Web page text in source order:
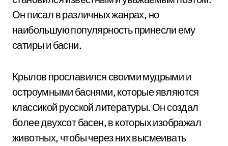
Он писал в различных жанрах, но
наибольшую популярность принесли ему
сатиры и басни.
Крылов прославился своими мудрыми и
остроумными баснями, которые являются
классикой русской литературы. Он создал
более двухсот басен, в которых изображал
животных, чтобы через них высмеивать